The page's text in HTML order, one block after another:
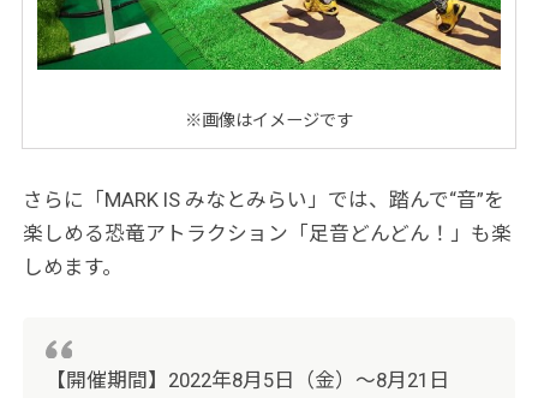
※画像はイメージです
さらに「MARK IS みなとみらい」では、踏んで“音”を
楽しめる恐竜アトラクション「足音どんどん！」も楽
しめます。
【開催期間】2022年8月5日（金）～8月21日